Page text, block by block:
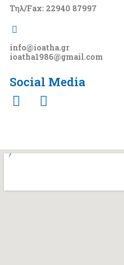
Τηλ/Fax: 22940 87997
info@ioatha.gr
ioatha1986@gmail.com
Social Media